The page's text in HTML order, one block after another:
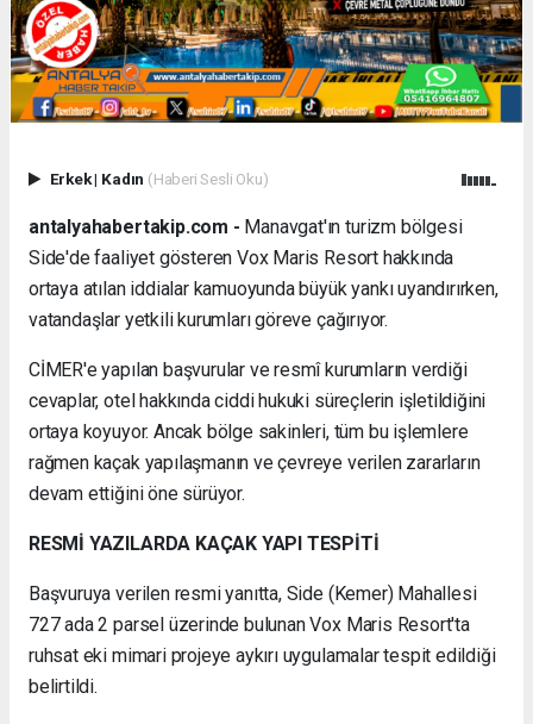
Erkek| Kadın (Haberi Sesli Oku)
antalyahabertakip.com - Manavgat'ın turizm bölgesi
Side'de faaliyet gösteren Vox Maris Resort hakkında
ortaya atılan iddialar kamuoyunda büyük yankı uyandırırken,
vatandaşlar yetkili kurumları göreve çağırıyor.
CİMER'e yapılan başvurular ve resmî kurumların verdiği
cevaplar, otel hakkında ciddi hukuki süreçlerin işletildiğini
ortaya koyuyor. Ancak bölge sakinleri, tüm bu işlemlere
rağmen kaçak yapılaşmanın ve çevreye verilen zararların
devam ettiğini öne sürüyor.
RESMİ YAZILARDA KAÇAK YAPI TESPİTİ
Başvuruya verilen resmi yanıtta, Side (Kemer) Mahallesi
727 ada 2 parsel üzerinde bulunan Vox Maris Resort'ta
ruhsat eki mimari projeye aykırı uygulamalar tespit edildiği
belirtildi.